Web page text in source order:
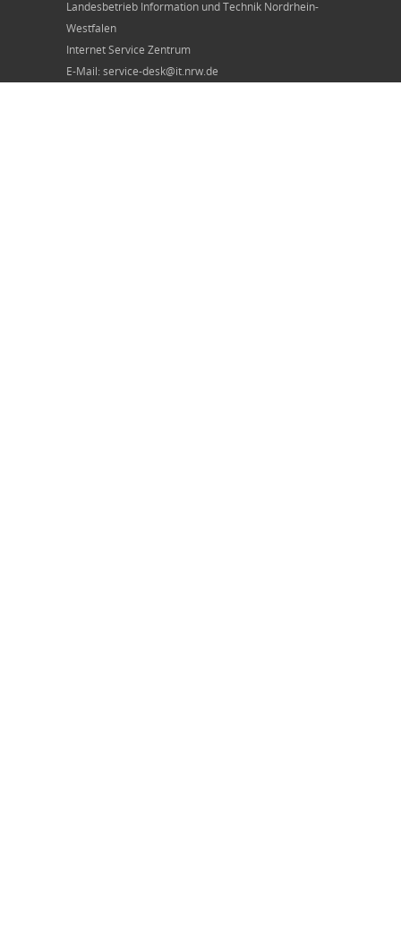
Landesbetrieb Information und Technik Nordrhein-
Westfalen
Internet Service Zentrum
E-Mail: service-desk@it.nrw.de